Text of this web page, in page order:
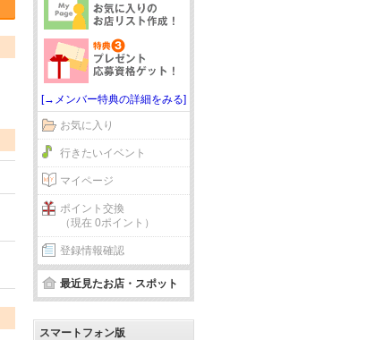
[→メンバー特典の詳細をみる]
お気に入り
行きたいイベント
マイページ
ポイント交換
（現在 0ポイント）
登録情報確認
最近見たお店・スポット
スマートフォン版